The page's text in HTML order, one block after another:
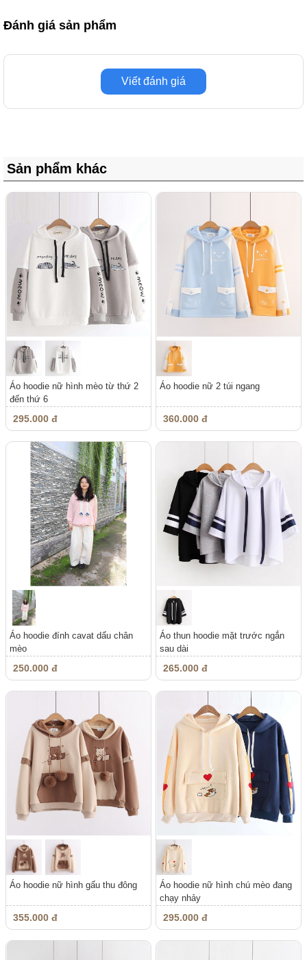
Đánh giá sản phẩm
Viết đánh giá
Sản phẩm khác
Áo hoodie nữ hình mèo từ thứ 2
đến thứ 6
295.000 đ
Áo hoodie nữ 2 túi ngang
360.000 đ
Áo hoodie đính cavat dấu chân
mèo
250.000 đ
Áo thun hoodie mặt trước ngắn
sau dài
265.000 đ
Áo hoodie nữ hình gấu thu đông
355.000 đ
Áo hoodie nữ hình chú mèo đang
chạy nhảy
295.000 đ